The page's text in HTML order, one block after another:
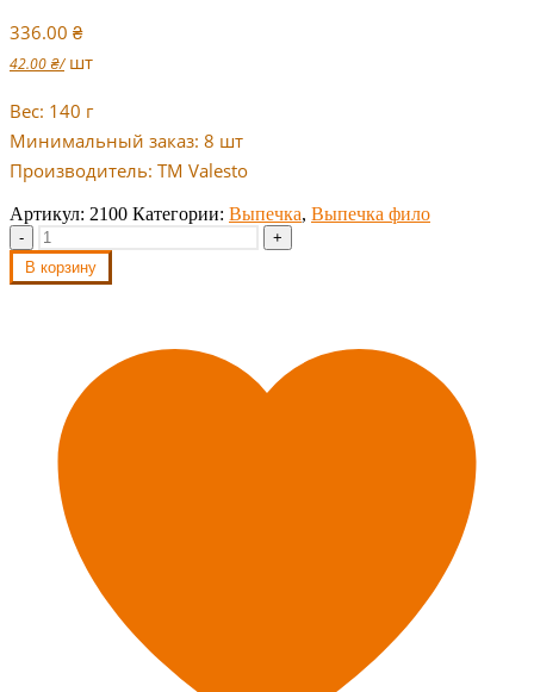
336.00 ₴
42.00₴/ шт
Вес: 140 г
Минимальный заказ: 8 шт
Производитель: TM Valesto
Артикул: 2100 Категории: Выпечка, Выпечка фило
-
+
В корзину